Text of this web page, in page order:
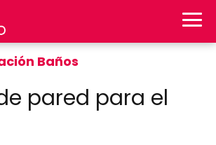
Baños
pared para el